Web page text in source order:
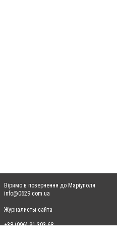
Віримо в повернення до Маріуполя
info@0629.com.ua
Журналисты сайта
+38 (096) 91 303 68